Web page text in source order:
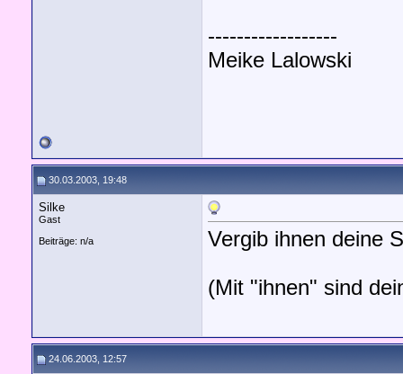
------------------
Meike Lalowski
30.03.2003, 19:48
Silke
Gast
Beiträge: n/a
Vergib ihnen deine
(Mit "ihnen" sind
24.06.2003, 12:57